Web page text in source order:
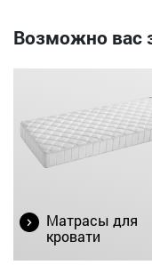
Возможно вас
Матрасы для
кровати